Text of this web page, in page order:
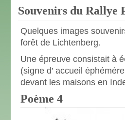
Souvenirs du Rallye
Quelques images
forêt de Lichtenberg.
Une épreuve consistait à
(signe d’ accueil
devant les maisons en
Poème 4